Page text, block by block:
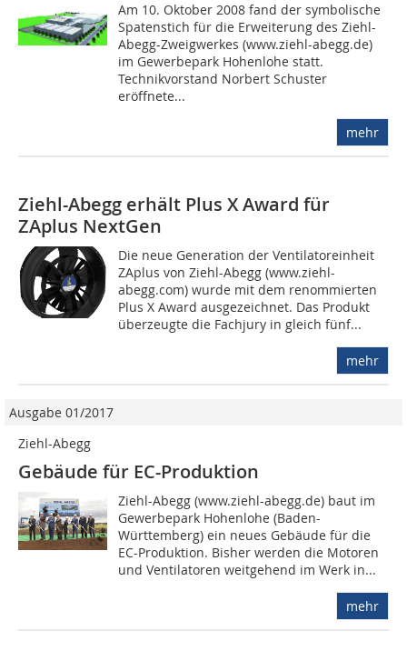
Am 10. Oktober 2008 fand der symbolische
Spatenstich für die Erweiterung des Ziehl-
Abegg-Zweigwerkes (www.ziehl-abegg.de)
im Gewerbepark Hohenlohe statt.
Technikvorstand Norbert Schuster
eröffnete...
mehr
Ziehl-Abegg erhält Plus X Award für
ZAplus NextGen
Die neue Generation der Ventilatoreinheit
ZAplus von Ziehl-Abegg (www.ziehl-
abegg.com) wurde mit dem renommierten
Plus X Award ausgezeichnet. Das Produkt
überzeugte die Fachjury in gleich fünf...
mehr
Ausgabe 01/2017
Ziehl-Abegg
Gebäude für EC-Produktion
Ziehl-Abegg (www.ziehl-abegg.de) baut im
Gewerbepark Hohenlohe (Baden-
Württemberg) ein neues Gebäude für die
EC-Produktion. Bisher werden die Motoren
und Ventilatoren weitgehend im Werk in...
mehr